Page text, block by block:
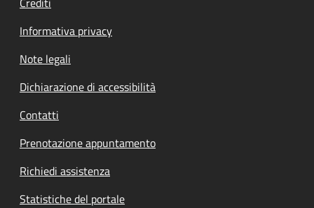
Informativa privacy
Note legali
Dichiarazione di accessibilità
Contatti
Prenotazione appuntamento
Richiedi assistenza
Statistiche del portale